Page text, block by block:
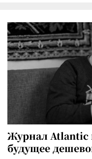
Журнал Atlantic
будущее